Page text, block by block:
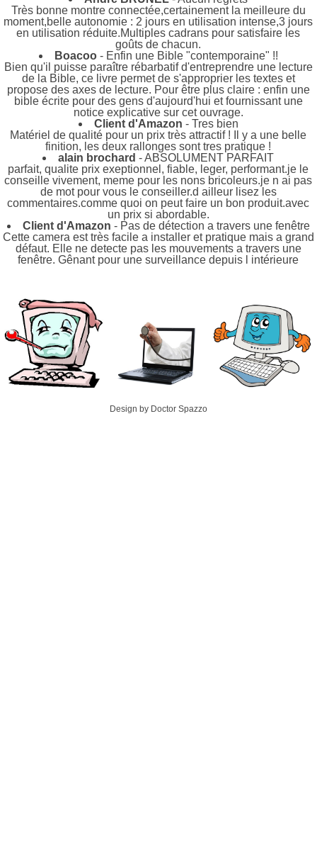
Très bonne montre connectée,certainement la meilleure du
moment,belle autonomie : 2 jours en utilisation intense,3 jours
en utilisation réduite.Multiples cadrans pour satisfaire les
goûts de chacun.
Boacoo- Enfin une Bible "contemporaine" !!
Bien qu'il puisse paraître rébarbatif d'entreprendre une lecture
de la Bible, ce livre permet de s'approprier les textes et
propose des axes de lecture. Pour être plus claire : enfin une
bible écrite pour des gens d'aujourd'hui et fournissant une
notice explicative sur cet ouvrage.
Client d'Amazon - Tres bien
Matériel de qualité pour un prix très attractif ! Il y a une belle
finition, les deux rallonges sont tres pratique !
alain brochard - ABSOLUMENT PARFAIT
parfait, qualite prix exeptionnel, fiable, leger, performant.je le
conseille vivement, meme pour les nons bricoleurs.je n ai pas
de mot pour vous le conseiller.d ailleur lisez les
commentaires.comme quoi on peut faire un bon produit.avec
un prix si abordable.
Client d'Amazon - Pas de détection a travers une fenêtre
Cette camera est très facile a installer et pratique mais a grand
défaut. Elle ne detecte pas les mouvements a travers une
fenêtre. Gênant pour une surveillance depuis l intérieure
Design by Doctor Spazzo